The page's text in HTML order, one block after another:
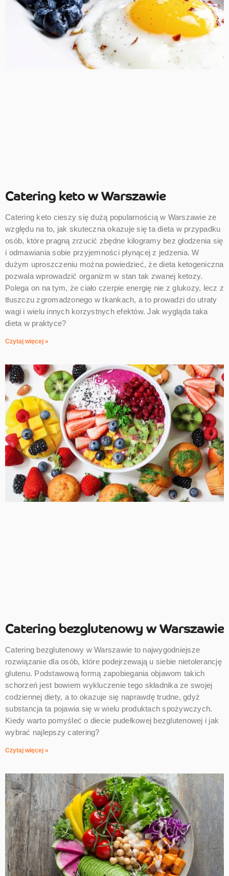
Catering keto w Warszawie
Catering keto cieszy się dużą popularnością w Warszawie ze
względu na to, jak skuteczna okazuje się ta dieta w przypadku
osób, które pragną zrzucić zbędne kilogramy bez głodzenia się
i odmawiania sobie przyjemności płynącej z jedzenia. W
dużym uproszczeniu można powiedzieć, że dieta ketogeniczna
pozwala wprowadzić organizm w stan tak zwanej ketozy.
Polega on na tym, że ciało czerpie energię nie z glukozy, lecz z
tłuszczu zgromadzonego w tkankach, a to prowadzi do utraty
wagi i wielu innych korzystnych efektów. Jak wygląda taka
dieta w praktyce?
Czytaj więcej »
Catering bezglutenowy w Warszawie
Catering bezglutenowy w Warszawie to najwygodniejsze
rozwiązanie dla osób, które podejrzewają u siebie nietolerancję
glutenu. Podstawową formą zapobiegania objawom takich
schorzeń jest bowiem wykluczenie tego składnika ze swojej
codziennej diety, a to okazuje się naprawdę trudne, gdyż
substancja ta pojawia się w wielu produktach spożywczych.
Kiedy warto pomyśleć o diecie pudełkowej bezglutenowej i jak
wybrać najlepszy catering?
Czytaj więcej »